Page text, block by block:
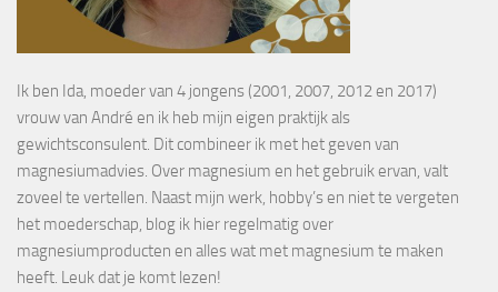
Ik ben Ida, moeder van 4 jongens (2001, 2007, 2012 en 2017)
vrouw van André en ik heb mijn eigen praktijk als
gewichtsconsulent. Dit combineer ik met het geven van
magnesiumadvies. Over magnesium en het gebruik ervan, valt
zoveel te vertellen. Naast mijn werk, hobby’s en niet te vergeten
het moederschap, blog ik hier regelmatig over
magnesiumproducten en alles wat met magnesium te maken
heeft. Leuk dat je komt lezen!